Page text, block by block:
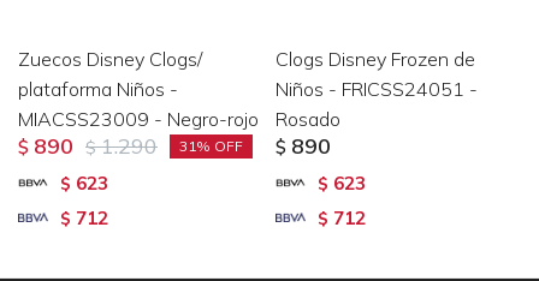
Zuecos Disney Clogs/
plataforma Niños -
MIACSS23009 - Negro-rojo
$ 890 $ 1.290 31
$ 623
$ 712
Clogs Disney Frozen de
Niños - FRICSS24051 -
Rosado
$ 890
$ 623
$ 712